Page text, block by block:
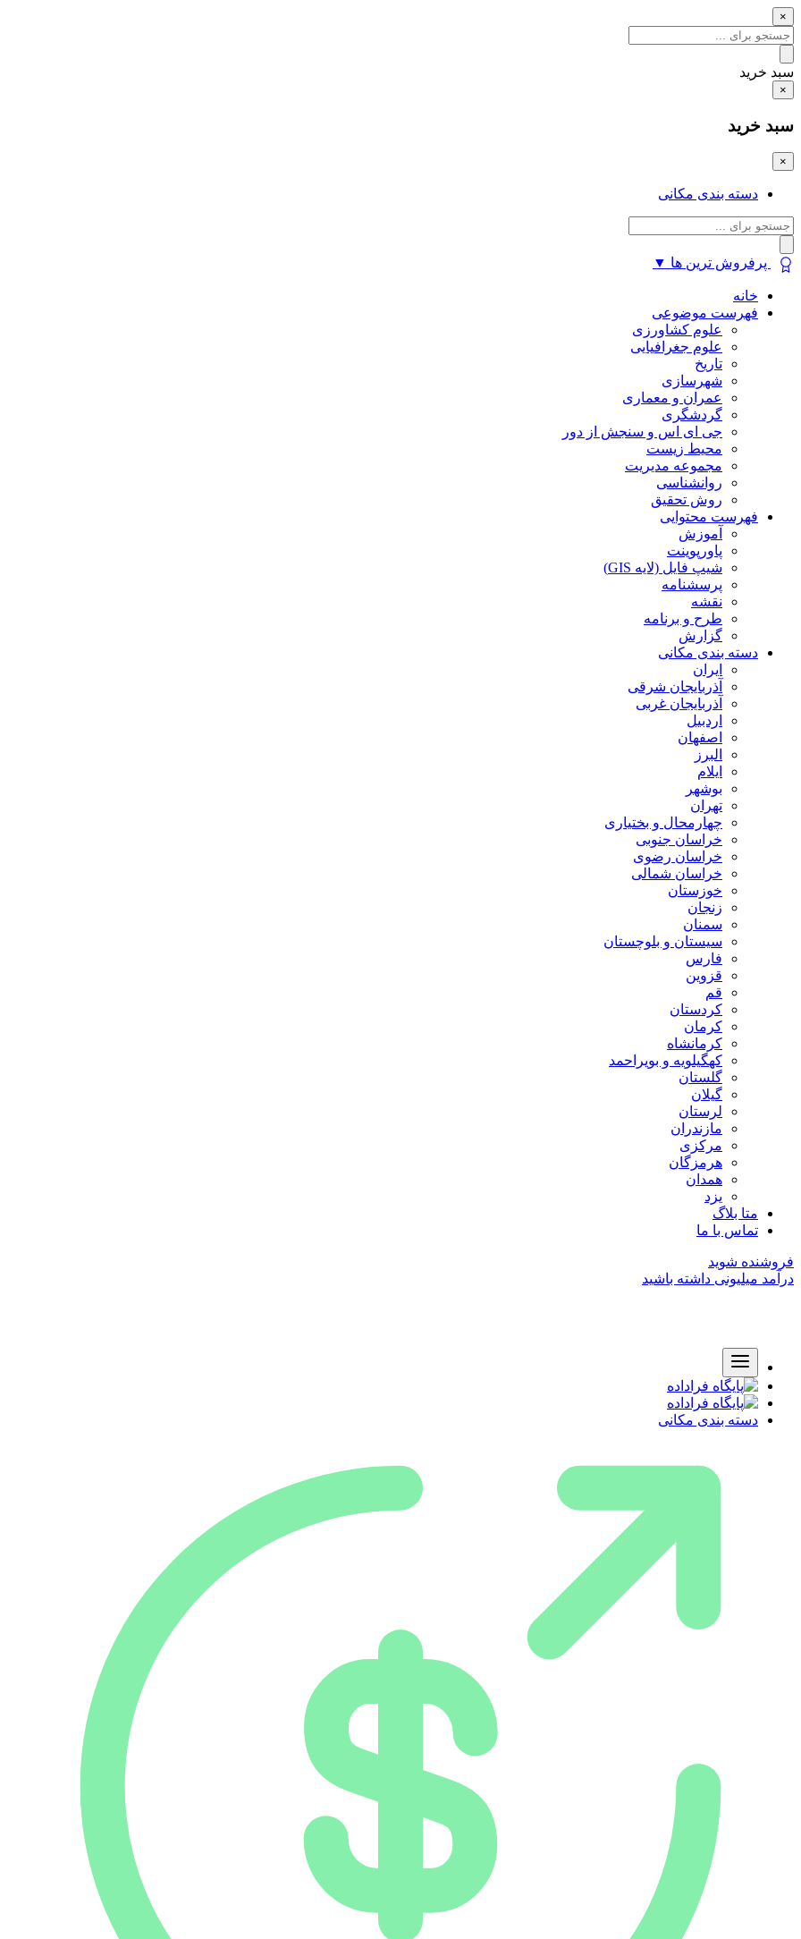
×
سبد خرید
×
سبد خرید
×
دسته بندی مکانی
پرفروش ترین ها ▼
خانه
فهرست موضوعی
علوم کشاورزی
علوم جغرافیایی
تاریخ
شهرسازی
عمران و معماری
گردشگری
جی ای اس و سنجش از دور
محیط زیست
مجموعه مدیریت
روانشناسی
روش تحقیق
فهرست محتوایی
آموزش
پاورپوینت
شیپ فایل (لایه GIS)
پرسشنامه
نقشه
طرح و برنامه
گزارش
دسته بندی مکانی
ایران
آذربایجان شرقی
آذربایجان غربی
اردبیل
اصفهان
البرز
ایلام
بوشهر
تهران
چهارمحال و بختیاری
خراسان جنوبی
خراسان رضوی
خراسان شمالی
خوزستان
زنجان
سمنان
سیستان و بلوچستان
فارس
قزوین
قم
کردستان
کرمان
کرمانشاه
کهگیلویه و بویراحمد
گلستان
گیلان
لرستان
مازندران
مرکزی
هرمزگان
همدان
یزد
متا بلاگ
تماس با ما
فروشنده شوید
درآمد میلیونی داشته باشید
دسته بندی مکانی